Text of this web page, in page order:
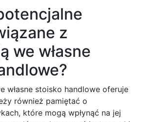
z
we własne
własne stoisko handlowe oferuje
również pamiętać o
które mogą wpłynąć na jej